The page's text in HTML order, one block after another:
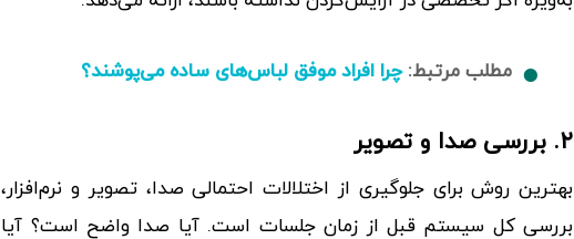
مطلب مرتبط:چرا افراد موفق لباس‌های ساده می‌پوشند؟
۲. بررسی صدا و تصویر
بهترین روش برای جلوگیری از اختلالات احتمالی صدا، تصویر و نرم‌افزار،
بررسی کل سیستم قبل از زمان جلسات است. آیا صدا واضح است؟ آیا